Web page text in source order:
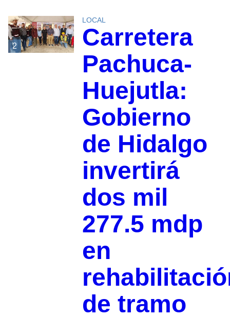
2
LOCAL
Carretera
Pachuca-
Huejutla:
Gobierno
de Hidalgo
invertirá
dos mil
277.5 mdp
en
de tramo